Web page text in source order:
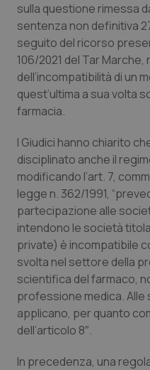
Friuli Venezia
Lazio
Liguria
Marche
Molise
Piemonte
Provincia
Provincia
Dermatite Atopica
Diabete &
Disturbi dell’umore
Donna & Salute
Epatiti
HIV
Infezioni & Febbre
Ipertensione &
sulla questione rimessa
sentenza non definitiva
seguito del ricorso
106/2021 del Tar
dell’incompatibilità di un
quest’ultima a sua volta
farmacia.
I Giudici hanno chiarito
disciplinato anche il
modificando l’art. 7,
legge n. 362/1991,
partecipazione alle
intendono le società
private) è incompatibile
svolta nel settore della
scientifica del farmaco,
professione medica. Alle
applicano, per quanto
dell’articolo 8″.
In precedenza, una